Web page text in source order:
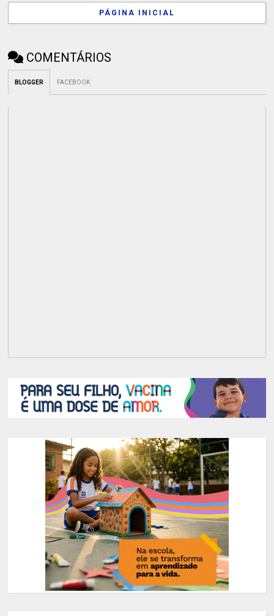
PÁGINA INICIAL
COMENTÁRIOS
BLOGGER FACEBOOK